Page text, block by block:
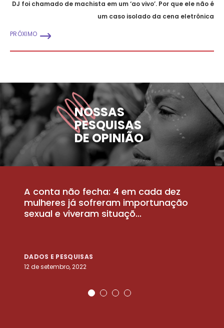
DJ foi chamado de machista em um ‘ao vivo’. Por que ele não é
um caso isolado da cena eletrônica
PRÓXIMO
NOSSAS
PESQUISAS
DE OPINIÃO
A conta não fecha: 4 em cada dez
mulheres já sofreram importunação
sexual e viveram situaçõ...
DADOS E PESQUISAS
12 de setembro, 2022